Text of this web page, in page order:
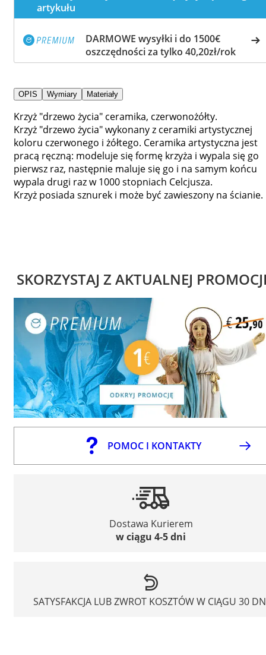
artykułu
DARMOWE wysyłki i do 1500€
oszczędności za tylko 40,20zł/rok
OPIS Wymiary Materiały
Krzyż "drzewo życia" ceramika, czerwonożółty.
Krzyż "drzewo życia" wykonany z ceramiki artystycznej
koloru czerwonego i żółtego. Ceramika artystyczna jest
pracą ręczną: modeluje się formę krzyża i wypala się go
pierwsz raz, następnie maluje się go i na samym końcu
wypala drugi raz w 1000 stopniach Celcjusza.
Krzyż posiada sznurek i może być zawieszony na ścianie.
SKORZYSTAJ Z AKTUALNEJ
POMOC I KONTAKTY
Dostawa Kurierem
w ciągu 4-5 dni
SATYSFAKCJA LUB ZWROT KOSZTÓW W CIĄGU 30